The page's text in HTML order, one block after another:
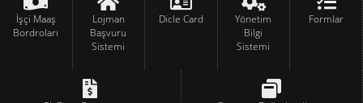
İşçi Maaş
Bordroları
Lojman
Başvuru
Sistemi
Dicle Card
Yönetim
Bilgi
Sistemi
Formlar